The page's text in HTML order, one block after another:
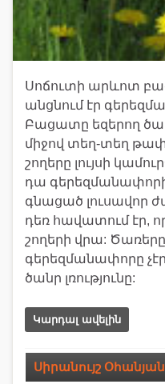
Սոճուտի արևոտ
անցնում էր
Բացատը եզերող
միջով տեղ-տեղ
շողերը լույսի
դա
գնացած լուսավոր
դեռ հավատում էր,
շողերի վրա: Ծառերը
գերեզմանափորը
ծանր լռությունը:
Կարդալ ավելին
Սիրանույշ Օհանյան